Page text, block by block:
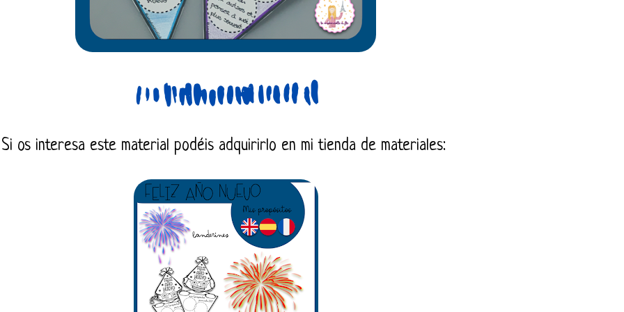
Si os interesa este material podéis adquirirlo en mi tienda de materiales: